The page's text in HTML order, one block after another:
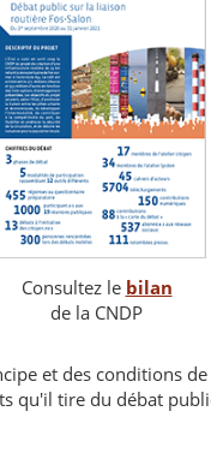
Consultez le bilan
de la CNDP
et des conditions
qu'il tire du débat